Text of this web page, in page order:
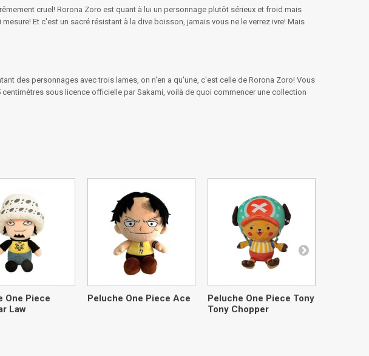
cruel! Rorona Zoro est quant à lui un personnage plutôt sérieux et froid mais
Et c'est un sacré résistant à la dive boisson, jamais vous ne le verrez ivre! Mais
des personnages avec trois lames, on n'en a qu'une, c'est celle de Rorona Zoro! Vous
sous licence officielle par Sakami, voilà de quoi commencer une collection
One Piece
Law
Peluche One Piece Ace
Peluche One Piece Tony
Tony Chopper